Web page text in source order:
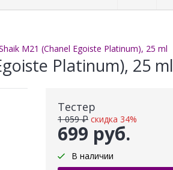
M21 (Chanel Egoiste Platinum), 25 ml
Platinum), 25 ml
Тестер
699 руб.
1 059 ₽ скидка 34%
В наличии